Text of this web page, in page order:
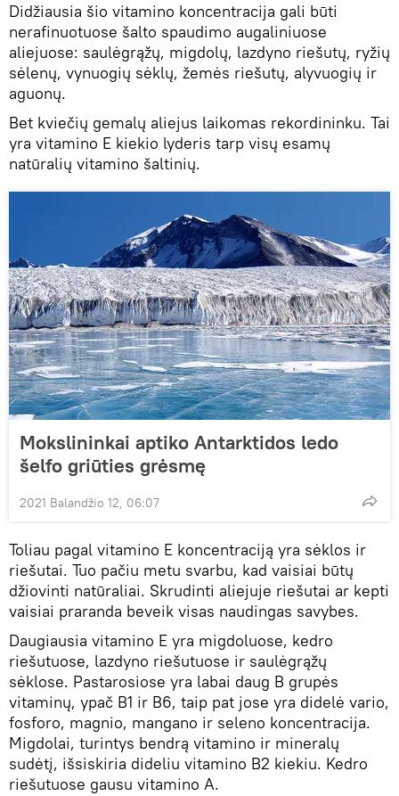
Didžiausia šio vitamino koncentracija gali būti
nerafinuotuose šalto spaudimo augaliniuose
aliejuose: saulėgrąžų, migdolų, lazdyno riešutų, ryžių
sėlenų, vynuogių sėklų, žemės riešutų, alyvuogių ir
aguonų.
Bet kviečių gemalų aliejus laikomas rekordininku. Tai
yra vitamino E kiekio lyderis tarp visų esamų
natūralių vitamino šaltinių.
Mokslininkai aptiko Antarktidos ledo
šelfo griūties grėsmę
2021 Balandžio 12, 06:07
Toliau pagal vitamino E koncentraciją yra sėklos ir
riešutai. Tuo pačiu metu svarbu, kad vaisiai būtų
džiovinti natūraliai. Skrudinti aliejuje riešutai ar kepti
vaisiai praranda beveik visas naudingas savybes.
Daugiausia vitamino E yra migdoluose, kedro
riešutuose, lazdyno riešutuose ir saulėgrąžų
sėklose. Pastarosiose yra labai daug B grupės
vitaminų, ypač B1 ir B6, taip pat jose yra didelė vario,
fosforo, magnio, mangano ir seleno koncentracija.
Migdolai, turintys bendrą vitamino ir mineralų
sudėtį, išsiskiria dideliu vitamino B2 kiekiu. Kedro
riešutuose gausu vitamino A.